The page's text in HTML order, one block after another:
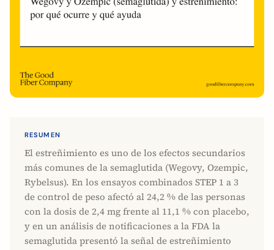
RESUMEN
El estreñimiento es uno de los efectos secundarios
más comunes de la semaglutida (Wegovy, Ozempic,
Rybelsus). En los ensayos combinados STEP 1 a 3
de control de peso afectó al 24,2 % de las personas
con la dosis de 2,4 mg frente al 11,1 % con placebo,
y en un análisis de notificaciones a la FDA la
semaglutida presentó la señal de estreñimiento